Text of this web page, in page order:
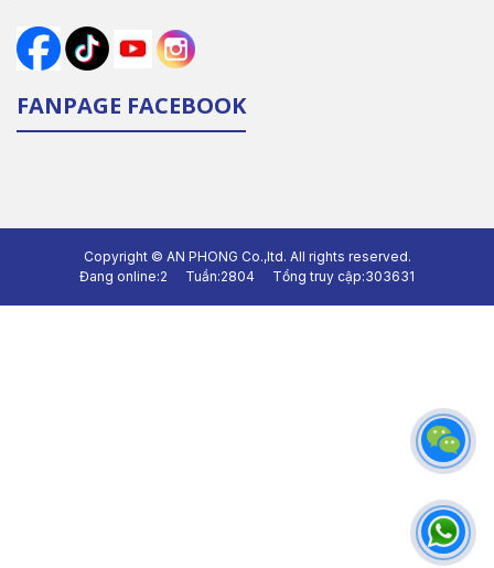
FANPAGE FACEBOOK
Copyright © AN PHONG Co.,ltd. All rights reserved.
Đang online:2 Tuần:2804 Tổng truy cập:303631